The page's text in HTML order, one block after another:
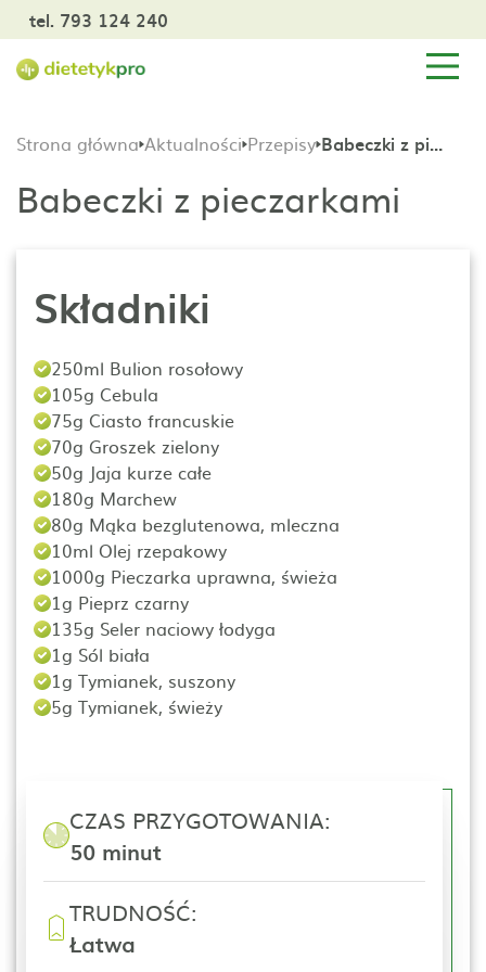
tel. 793 124 240
Strona główna Aktualności Przepisy Babeczki z pieczarkami
Babeczki z pieczarkami
Składniki
250ml Bulion rosołowy
105g Cebula
75g Ciasto francuskie
70g Groszek zielony
50g Jaja kurze całe
180g Marchew
80g Mąka bezglutenowa, mleczna
10ml Olej rzepakowy
1000g Pieczarka uprawna, świeża
1g Pieprz czarny
135g Seler naciowy łodyga
1g Sól biała
1g Tymianek, suszony
5g Tymianek, świeży
CZAS PRZYGOTOWANIA:
50 minut
TRUDNOŚĆ:
Łatwa